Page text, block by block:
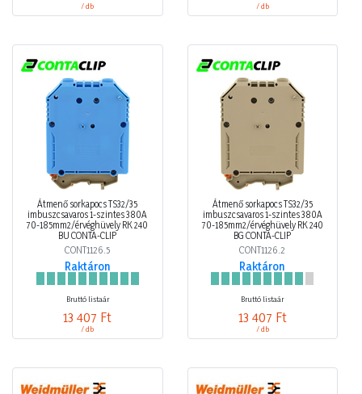
/ db / db
Átmenő sorkapocs TS32/35
imbuszcsavaros 1-szintes 380A
70-185mm2/érvéghüvely RK 240
BU CONTA-CLIP
CONT1126.5
Raktáron
Bruttó listaár
13 407 Ft
/ db
Átmenő sorkapocs TS32/35
imbuszcsavaros 1-szintes 380A
70-185mm2/érvéghüvely RK 240
BG CONTA-CLIP
CONT1126.2
Raktáron
Bruttó listaár
13 407 Ft
/ db